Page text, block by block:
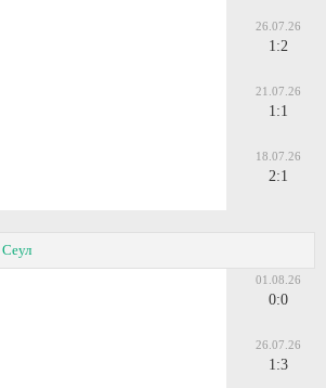
26.07.26
1:2
21.07.26
1:1
18.07.26
2:1
Сеул
01.08.26
0:0
26.07.26
1:3